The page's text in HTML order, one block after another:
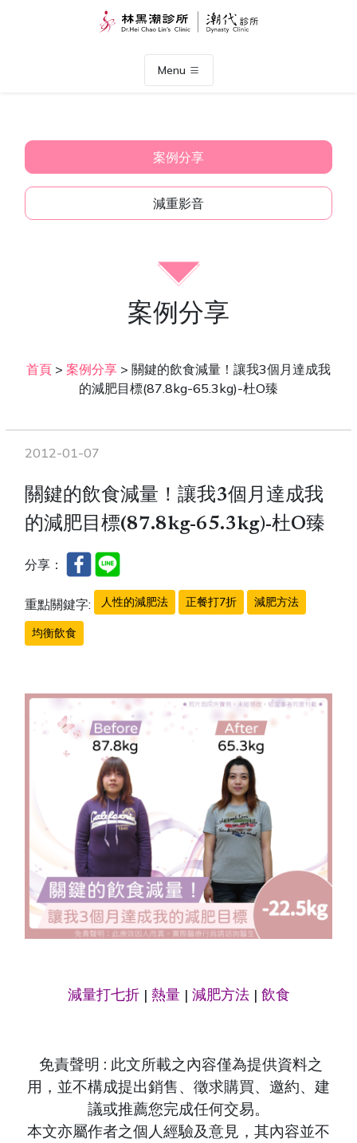
Menu
案例分享
減重影音
案例分享
首頁 > 案例分享 > 關鍵的飲食減量！讓我3個月達成我
的減肥目標(87.8kg-65.3kg)-杜O臻
2012-01-07
關鍵的飲食減量！讓我3個月達成我
的減肥目標(87.8kg-65.3kg)-杜O臻
分享：
重點關鍵字: 人性的減肥法 正餐打7折 減肥方法
均衡飲食
減量打七折| 熱量| 減肥方法| 飲食
免責聲明 : 此文所載之內容僅為提供資料之
用，並不構成提出銷售、徵求購買、邀約、建
議或推薦您完成任何交易。
本文亦屬作者之個人經驗及意見，其內容並不